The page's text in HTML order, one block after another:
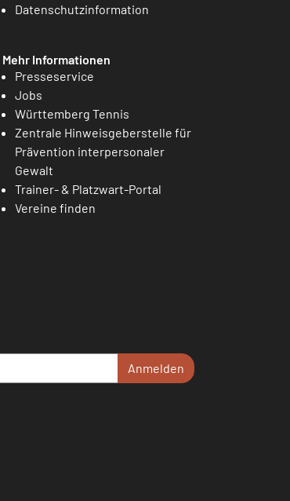
Datenschutzinformation
Mehr Informationen
Presseservice
Jobs
Württemberg Tennis
Zentrale Hinweisgeberstelle für
Prävention interpersonaler
Gewalt
Trainer- & Platzwart-Portal
Vereine finden
Anmelden